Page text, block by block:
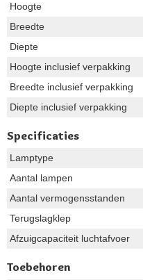
Hoogte
Breedte
Diepte
Hoogte inclusief verpakking
Breedte inclusief verpakking
Diepte inclusief verpakking
Specificaties
Lamptype
Aantal lampen
Aantal vermogensstanden
Terugslagklep
Afzuigcapaciteit luchtafvoer
Toebehoren